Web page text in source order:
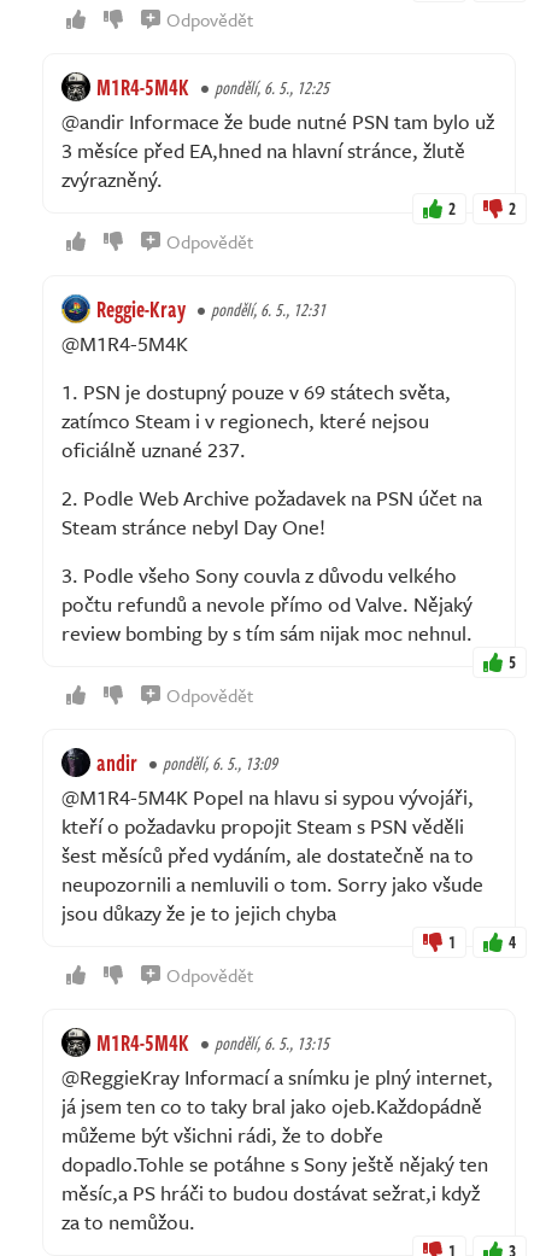
Odpovědět
M1R4-5M4K pondělí, 6. 5., 12:25
@andir Informace že bude nutné PSN tam bylo už
3 měsíce před EA,hned na hlavní stránce, žlutě
zvýrazněný.
2 2
Odpovědět
Reggie-Kray pondělí, 6. 5., 12:31
@M1R4-5M4K
1. PSN je dostupný pouze v 69 státech světa,
zatímco Steam i v regionech, které nejsou
oficiálně uznané 237.
2. Podle Web Archive požadavek na PSN účet na
Steam stránce nebyl Day One!
3. Podle všeho Sony couvla z důvodu velkého
počtu refundů a nevole přímo od Valve. Nějaký
review bombing by s tím sám nijak moc nehnul.
5
Odpovědět
andir pondělí, 6. 5., 13:09
@M1R4-5M4K Popel na hlavu si sypou vývojáři,
kteří o požadavku propojit Steam s PSN věděli
šest měsíců před vydáním, ale dostatečně na to
neupozornili a nemluvili o tom. Sorry jako všude
jsou důkazy že je to jejich chyba
1 4
Odpovědět
M1R4-5M4K pondělí, 6. 5., 13:15
@ReggieKray Informací a snímku je plný internet,
já jsem ten co to taky bral jako ojeb.Každopádně
můžeme být všichni rádi, že to dobře
dopadlo.Tohle se potáhne s Sony ještě nějaký ten
měsíc,a PS hráči to budou dostávat sežrat,i když
za to nemůžou.
1 3